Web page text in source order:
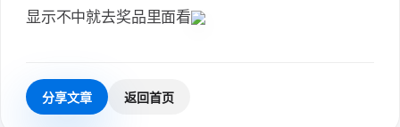
显示不中就去奖品里面看
分享文章 返回首页